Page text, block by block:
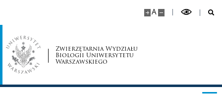
A
Zwierzętarnia Wydziału
Biologii Uniwersytetu
Warszawskiego